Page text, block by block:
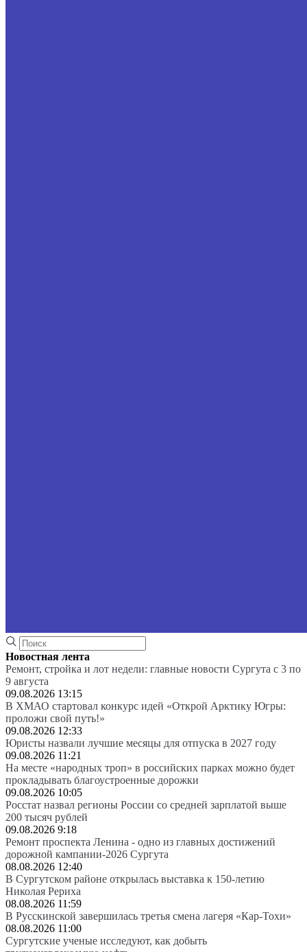
Новостная лента
Ремонт, стройка и лот недели: главные новости Сургута с 3 по
9 августа
09.08.2026 13:15
В ХМАО стартовал конкурс идей «Открой Арктику Югры:
проложи свой путь!»
09.08.2026 12:33
Юристы назвали лучшие месяцы для отпуска в 2027 году
09.08.2026 11:21
На месте «народных троп» в российских парках можно будет
прокладывать благоустроенные дорожки
09.08.2026 10:05
Росстат назвал регионы России со средней зарплатой выше
200 тысяч рублей
09.08.2026 9:18
Ремонт проспекта Ленина - одно из главных достижений
дорожной кампании-2026 Сургута
08.08.2026 12:40
В Сургутском районе открылась выставка к 150-летию
Николая Рериха
08.08.2026 11:59
В Русскинской завершилась третья смена лагеря «Кар-Тохи»
08.08.2026 11:00
Сургутские ученые исследуют, как добыть